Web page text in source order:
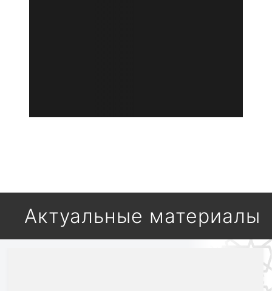
Актуальные материалы